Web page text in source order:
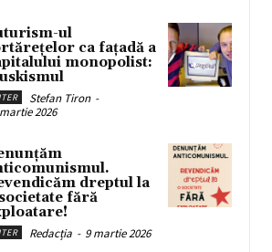
ul
ca fațadă a
monopolist:
Stefan Tiron -
2026
dreptul la
fără
Redacția - 9 martie 2026